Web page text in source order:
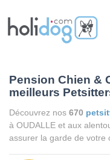
Pension Chien &
meilleurs
Découvrez nos 670
à OUDALLE et aux
assurer la garde de votre